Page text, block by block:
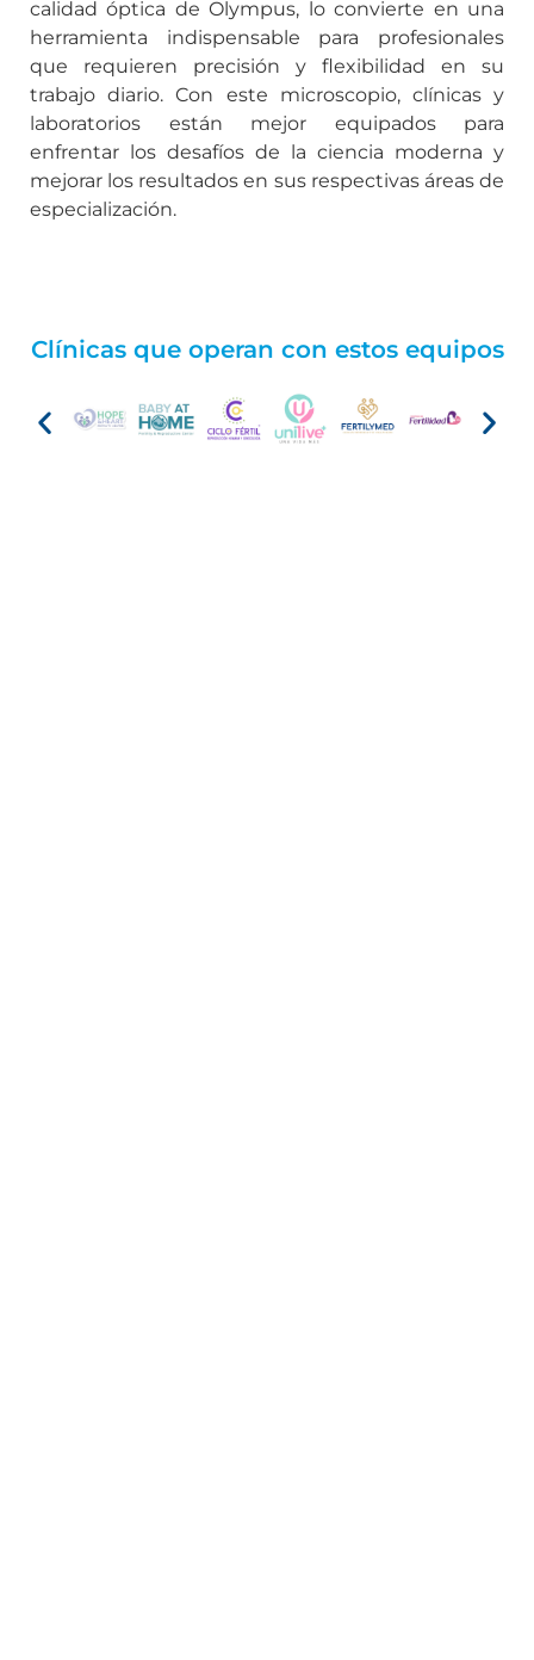
calidad óptica de Olympus, lo convierte en una
herramienta indispensable para profesionales
que requieren precisión y flexibilidad en su
trabajo diario. Con este microscopio, clínicas y
laboratorios están mejor equipados para
enfrentar los desafíos de la ciencia moderna y
mejorar los resultados en sus respectivas áreas de
especialización.
Clínicas que operan con estos equipos